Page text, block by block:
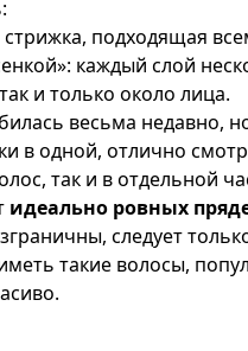
подходящая
каждый слой
и только около лица.
весьма недавно,
в одной, отлично
так и в отдельной
идеально ровных
следует
такие волосы,